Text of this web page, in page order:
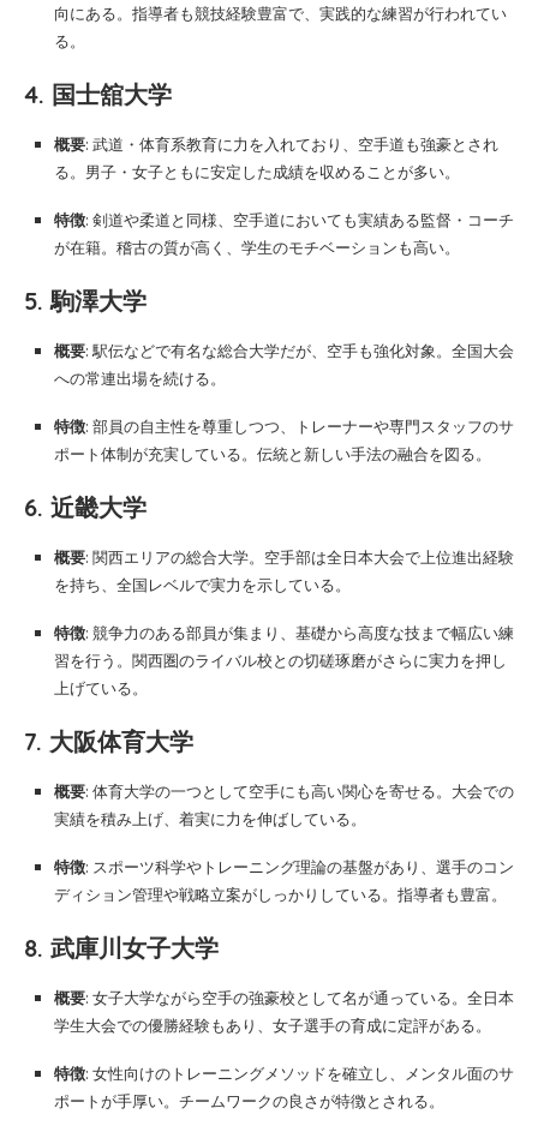
向にある。指導者も競技経験豊富で、実践的な練習が行われてい
る。
4. 国士舘大学
概要: 武道・体育系教育に力を入れており、空手道も強豪とされ
る。男子・女子ともに安定した成績を収めることが多い。
特徴: 剣道や柔道と同様、空手道においても実績ある監督・コーチ
が在籍。稽古の質が高く、学生のモチベーションも高い。
5. 駒澤大学
概要: 駅伝などで有名な総合大学だが、空手も強化対象。全国大会
への常連出場を続ける。
特徴: 部員の自主性を尊重しつつ、トレーナーや専門スタッフのサ
ポート体制が充実している。伝統と新しい手法の融合を図る。
6. 近畿大学
概要: 関西エリアの総合大学。空手部は全日本大会で上位進出経験
を持ち、全国レベルで実力を示している。
特徴: 競争力のある部員が集まり、基礎から高度な技まで幅広い練
習を行う。関西圏のライバル校との切磋琢磨がさらに実力を押し
上げている。
7. 大阪体育大学
概要: 体育大学の一つとして空手にも高い関心を寄せる。大会での
実績を積み上げ、着実に力を伸ばしている。
特徴: スポーツ科学やトレーニング理論の基盤があり、選手のコン
ディション管理や戦略立案がしっかりしている。指導者も豊富。
8. 武庫川女子大学
概要: 女子大学ながら空手の強豪校として名が通っている。全日本
学生大会での優勝経験もあり、女子選手の育成に定評がある。
特徴: 女性向けのトレーニングメソッドを確立し、メンタル面のサ
ポートが手厚い。チームワークの良さが特徴とされる。